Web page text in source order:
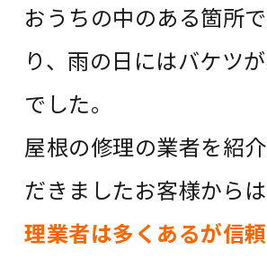
おうちの中のある箇所
り、雨の日にはバケツ
でした。
屋根の修理の業者を紹
だきましたお客様からは
理業者は多くあるが信